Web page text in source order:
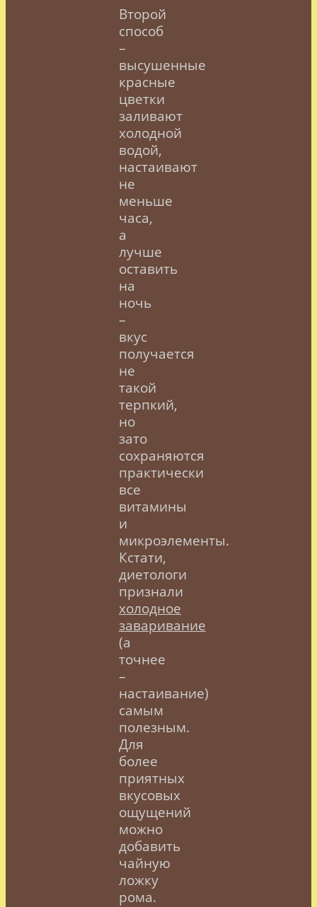
Второй
способ
–
высушенные
красные
цветки
заливают
холодной
водой,
настаивают
не
меньше
часа,
а
лучше
оставить
на
ночь
–
вкус
получается
не
такой
терпкий,
но
зато
сохраняются
практически
все
витамины
и
микроэлементы.
Кстати,
диетологи
признали
холодное
заваривание
(а
точнее
–
настаивание)
самым
полезным.
Для
более
приятных
вкусовых
ощущений
можно
добавить
чайную
ложку
рома.